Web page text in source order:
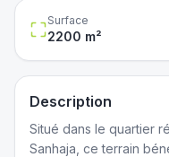
Surface
2200 m²
Description
Situé dans le quartier
Sanhaja, ce terrain